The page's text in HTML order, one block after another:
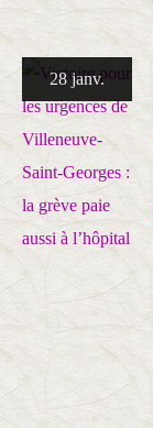
28 janv.